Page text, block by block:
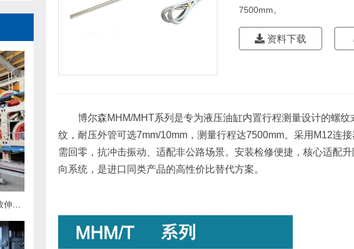
7500mm。
资料下载
博尔森MHM/MHT系列是专为液压油缸内置行程测量设计的螺纹
纹，耐压外管可选7mm/10mm，测量行程达7500mm。采用M12连
需回零，抗冲击振动、适配非公路场景。安装检修便捷，核心适配
向系统，是进口同类产品的高性价比替代方案。